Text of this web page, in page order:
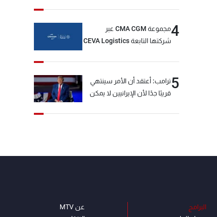
4
مجموعة CMA CGM عبر
شركتها التابعة CEVA Logistics
5ترامب: أعتقد أن الأمر سينتهي
قريبًا جدًا لأن الإيرانيين لا يمكن
البرامج
عن MTV